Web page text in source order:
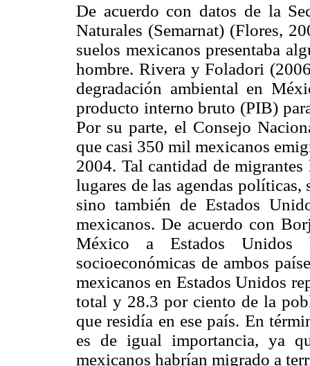
De acuerdo con datos de la
Naturales (Semarnat) (Flores,
suelos mexicanos presentaba
hombre. Rivera y Foladori
degradación ambiental en
producto interno bruto (PIB)
Por su parte, el Consejo
que casi 350 mil mexicanos
2004. Tal cantidad de
lugares de las agendas
sino también de Estados
mexicanos. De acuerdo con
México a Estados Unidos
socioeconómicas de ambos
mexicanos en Estados Unidos
total y 28.3 por ciento de la
que residía en ese país. En
es de igual importancia, ya
mexicanos habrían migrado a